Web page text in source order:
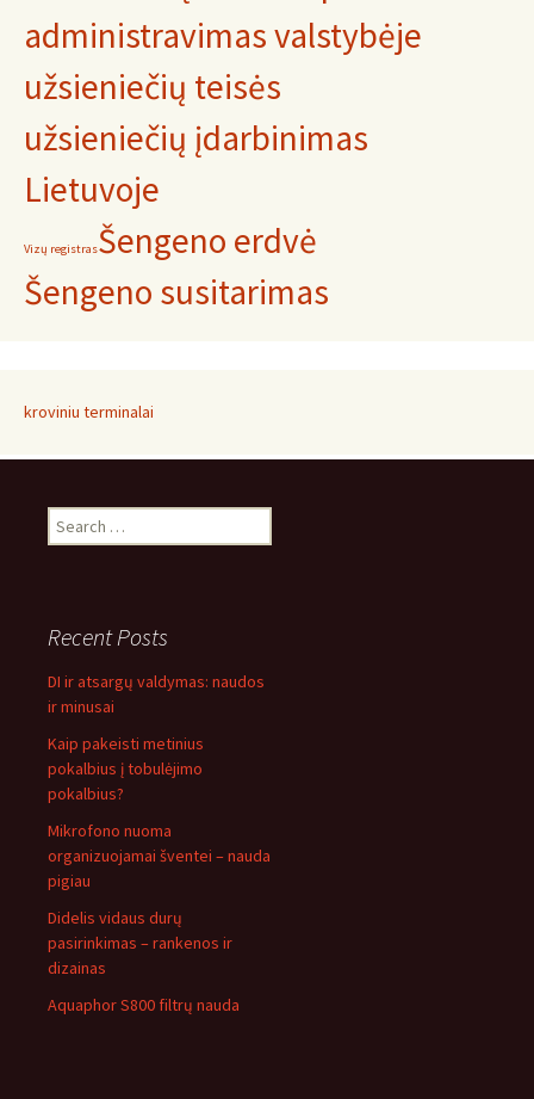
administravimas valstybėje
užsieniečių teisės
užsieniečių įdarbinimas
Lietuvoje
Vizų registrasŠengeno erdvė
Šengeno susitarimas
kroviniu terminalai
Search
for:
Recent Posts
DI ir atsargų valdymas: naudos
ir minusai
Kaip pakeisti metinius
pokalbius į tobulėjimo
pokalbius?
Mikrofono nuoma
organizuojamai šventei – nauda
pigiau
Didelis vidaus durų
pasirinkimas – rankenos ir
dizainas
Aquaphor S800 filtrų nauda